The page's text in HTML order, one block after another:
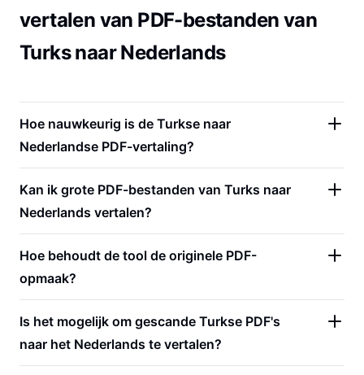
vertalen van PDF-bestanden van
Turks naar Nederlands
Hoe nauwkeurig is de Turkse naar
Nederlandse PDF-vertaling?
Kan ik grote PDF-bestanden van Turks naar
Nederlands vertalen?
Hoe behoudt de tool de originele PDF-
opmaak?
Is het mogelijk om gescande Turkse PDF's
naar het Nederlands te vertalen?